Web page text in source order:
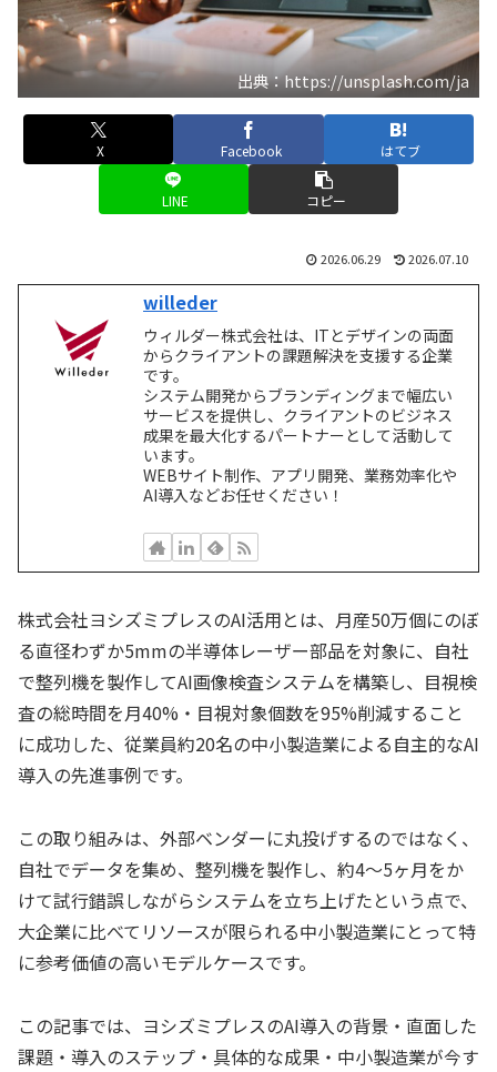
出典：https://unsplash.com/ja
X Facebook はてブ
LINE コピー
2026.06.29 2026.07.10
willeder
ウィルダー株式会社は、ITとデザインの両面
からクライアントの課題解決を支援する企業
です。
システム開発からブランディングまで幅広い
サービスを提供し、クライアントのビジネス
成果を最大化するパートナーとして活動して
います。
WEBサイト制作、アプリ開発、業務効率化や
AI導入などお任せください！
株式会社ヨシズミプレスのAI活用とは、月産50万個にのぼ
る直径わずか5mmの半導体レーザー部品を対象に、自社
で整列機を製作してAI画像検査システムを構築し、目視検
査の総時間を月40%・目視対象個数を95%削減すること
に成功した、従業員約20名の中小製造業による自主的なAI
導入の先進事例です。
この取り組みは、外部ベンダーに丸投げするのではなく、
自社でデータを集め、整列機を製作し、約4〜5ヶ月をか
けて試行錯誤しながらシステムを立ち上げたという点で、
大企業に比べてリソースが限られる中小製造業にとって特
に参考価値の高いモデルケースです。
この記事では、ヨシズミプレスのAI導入の背景・直面した
課題・導入のステップ・具体的な成果・中小製造業が今す